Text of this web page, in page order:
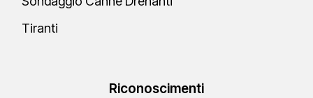
Tiranti
Riconoscimenti